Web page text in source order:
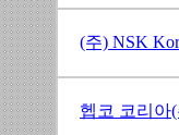
(주) NSK
헵코 코리아